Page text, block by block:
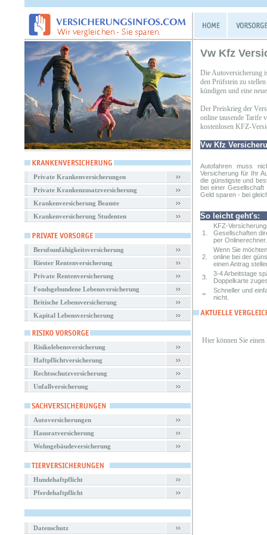
Private Krankenversicherungen
Private Krankenzusatzversicherung
Krankenversicherung Beamte
Krankenversicherung Studenten
Berufsunfähigkeitsversicherung
Riester Rentenversicherung
Private Rentenversicherung
Fondsgebundene Lebensversicherung
Britische Lebensversicherung
Kapital Lebensversicherung
Risikolebensversicherung
Haftpflichtversicherung
Rechtsschutzversicherung
Unfallversicherung
Autoversicherungen
Hausratversicherung
Wohngebäudeversicherung
Hundehaftpflicht
Pferdehaftpflicht
Datenschutz
Vw Kfz
Die Autoversicherung
den Prüfstein zu
kündigen und eine
Der Preiskrieg der
online tausende Tarife
kostenlosen KFZ-
Vw Kfz
Autofahren muss
Versicherung für Ihr
die günstigste und
bei einer
Geld sparen - bei
So leicht geht's:
1.
KFZ-
Gesellschaften
per Onlinerechner.
2.
Wenn Sie
online bei der
einen Antrag
3.
3-4 Arbeitstage
Doppelkarte
=
Schneller und
nicht.
Hier können Sie